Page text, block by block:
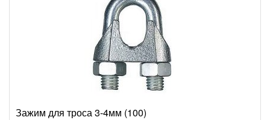
Зажим для троса 3-4мм (100)